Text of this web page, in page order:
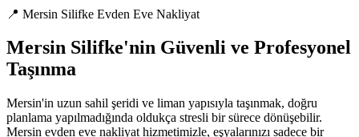
📍 Mersin Silifke Evden Eve Nakliyat
Mersin Silifke'nin Güvenli ve Profesyonel
Taşınma
Mersin'in uzun sahil şeridi ve liman yapısıyla taşınmak, doğru
planlama yapılmadığında oldukça stresli bir sürece dönüşebilir.
Mersin evden eve nakliyat hizmetimizle, eşyalarınızı sadece bir